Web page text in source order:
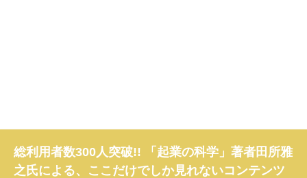
総利用者数300人突破!! 「起業の科学」著者田所雅
之氏による、ここだけでしか見れないコンテンツ